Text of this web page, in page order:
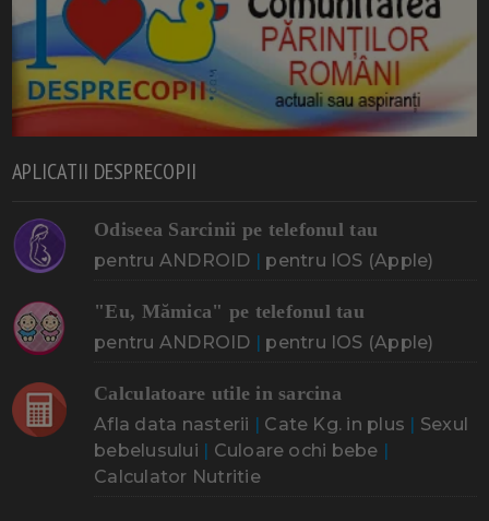
APLICATII DESPRECOPII
Odiseea Sarcinii pe telefonul tau
pentru ANDROID | pentru IOS (Apple)
"Eu, Mămica" pe telefonul tau
pentru ANDROID | pentru IOS (Apple)
Calculatoare utile in sarcina
Afla data nasterii | Cate Kg. in plus | Sexul
bebelusului | Culoare ochi bebe |
Calculator Nutritie